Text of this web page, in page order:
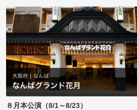
８月本公演（8/1～8/23）